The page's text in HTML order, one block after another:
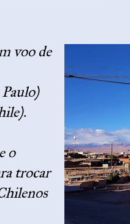
voo de
o
trocar